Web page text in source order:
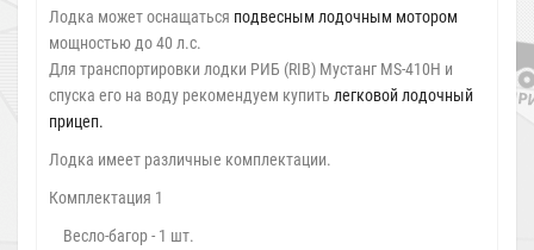
Лодка может оснащаться подвесным лодочным мотором
мощностью до 40 л.с.
Для транспортировки лодки РИБ (RIB) Мустанг MS-410H и
спуска его на воду рекомендуем купить легковой лодочный
прицеп.
Лодка имеет различные комплектации.
Комплектация 1
Весло-багор - 1 шт.